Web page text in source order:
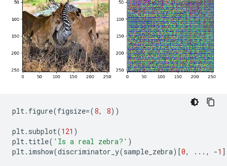
plt . figure(figsize=(8, 8))
plt . subplot(121 )
plt . title( 'Is a real zebra?' )
plt . imshow(discriminator_y(sample_zebra)[0, ..., -1